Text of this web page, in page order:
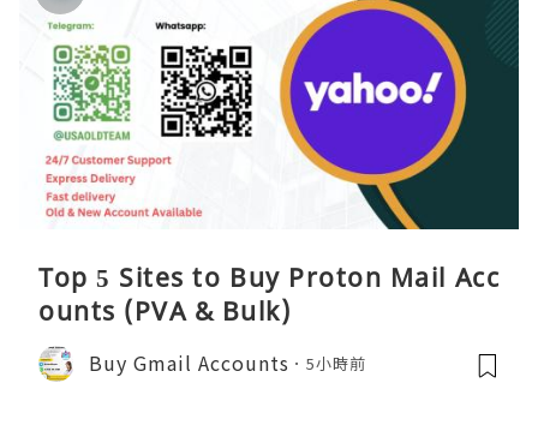
Top 5 Sites to Buy Proton Mail Acc
ounts (PVA & Bulk)
Buy Gmail Accounts 5小時前